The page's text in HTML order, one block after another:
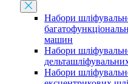
Набори
машин
Набори
Набори